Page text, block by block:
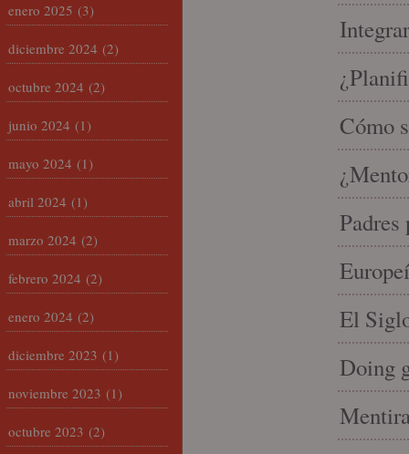
Cómo
Padres
El
Doing
enero 2025 (3)
diciembre 2024 (2)
octubre 2024 (2)
junio 2024 (1)
mayo 2024 (1)
abril 2024 (1)
marzo 2024 (2)
febrero 2024 (2)
enero 2024 (2)
diciembre 2023 (1)
noviembre 2023 (1)
octubre 2023 (2)